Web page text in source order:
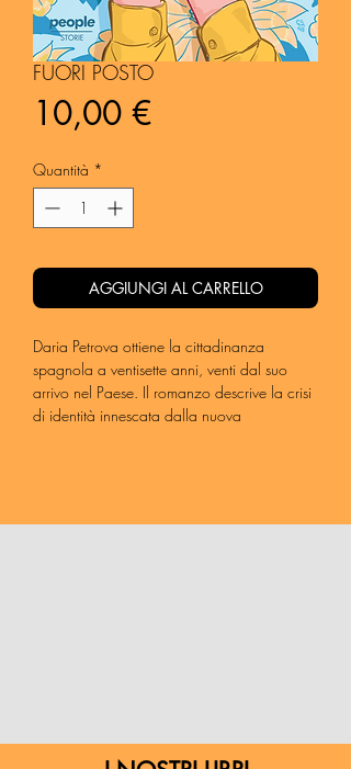
FUORI POSTO
10,00 €Prezzo
Quantità *
AGGIUNGI AL CARRELLO
Daria Petrova ottiene la cittadinanza
spagnola a ventisette anni, venti dal suo
arrivo nel Paese. Il romanzo descrive la crisi
di identità innescata dalla nuova
storia della migrazione della sua famiglia